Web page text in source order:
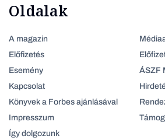
Oldalak
A magazin
Előfizetés
Esemény
Kapcsolat
Könyvek a Forbes ajánlásával
Impresszum
Így dolgozunk
ÁSZF